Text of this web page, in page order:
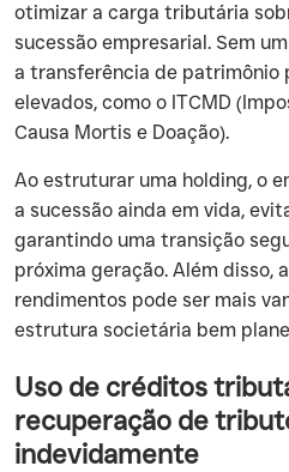
otimizar a carga tributária
sucessão empresarial. Sem
a transferência de patrimônio
elevados, como o ITCMD
Causa Mortis e Doação).
Ao estruturar uma holding, o
a sucessão ainda em vida,
garantindo uma transição
próxima geração. Além disso,
rendimentos pode ser mais
estrutura societária bem
Uso de créditos
recuperação de
indevidamente